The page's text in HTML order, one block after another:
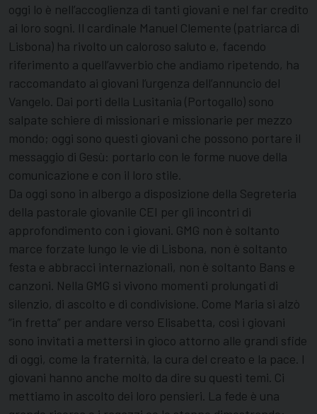
oggi lo è nell’accoglienza di tanti giovani e nel far credito
ai loro sogni. Il cardinale Manuel Clemente (patriarca di
Lisbona) ha rivolto un caloroso saluto e, facendo
riferimento a quell’avverbio che andiamo ripetendo, ha
raccomandato ai giovani l’urgenza dell’annuncio del
Vangelo. Dai porti della Lusitania (Portogallo) sono
salpate schiere di missionari e missionarie per mezzo
mondo; oggi sono questi giovani che possono portare il
messaggio di Gesù: portarlo con le forme nuove della
comunicazione e con il loro stile.
Da oggi sono in albergo a disposizione della Segreteria
della pastorale giovanile CEI per gli incontri di
approfondimento con i giovani. GMG non è soltanto
marce forzate lungo le vie di Lisbona, non è soltanto
festa e abbracci internazionali, non è soltanto Bans e
canzoni. Nella GMG si vivono momenti prolungati di
silenzio, di ascolto e di condivisione. Come Maria si alzò
“in fretta” per andare verso Elisabetta, così i giovani
sono invitati a mettersi in gioco attorno alle grandi sfide
di oggi, come la fraternità, la cura del creato e la pace. I
giovani hanno anche molto da dire su questi temi. Ci
mettiamo in ascolto dei loro pensieri. La fede è una